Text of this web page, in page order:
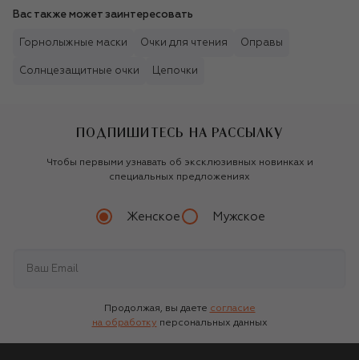
Вас также может заинтересовать
Горнолыжные маски Очки для чтения Оправы
Солнцезащитные очки Цепочки
ПОДПИШИТЕСЬ НА РАССЫЛКУ
Чтобы первыми узнавать об эксклюзивных новинках и
специальных предложениях
Женское Мужское
Продолжая, вы даете согласие
на обработку персональных данных